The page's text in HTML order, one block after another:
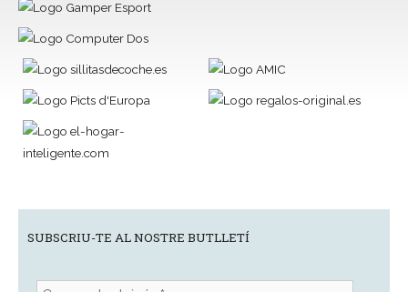
SUBSCRIU-TE AL NOSTRE BUTLLETÍ